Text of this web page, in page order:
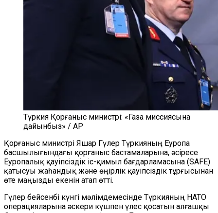
Түркия Қорғаныс министрі: «Газа миссиясына
дайынбыз» / AP
Қорғаныс министрі Яшар Гүлер Түркияның Еуропа
басшылығындағы қорғаныс бастамаларына, әсіресе
Еуропалық қауіпсіздік іс-қимыл бағдарламасына (SAFE)
қатысуы жаһандық және өңірлік қауіпсіздік тұрғысынан
өте маңызды екенін атап өтті.
Гүлер бейсенбі күнгі мәлімдемесінде Түркияның НАТО
операцияларына әскери күшпен үлес қосатын алғашқы